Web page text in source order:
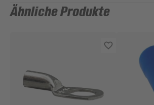
Ähnliche Produkte